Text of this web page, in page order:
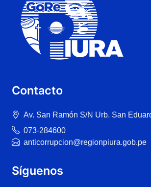
Contacto
Av. San Ramón S/N Urb. San
073-284600
anticorrupcion@regionpiura.gob.pe
Síguenos